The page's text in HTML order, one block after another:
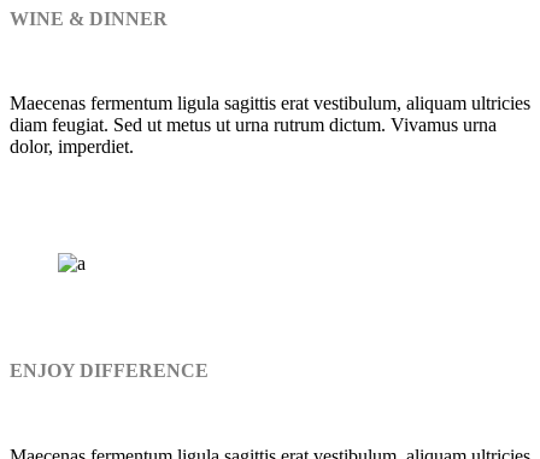
WINE & DINNER
Maecenas fermentum ligula sagittis erat vestibulum, aliquam ultricies
diam feugiat. Sed ut metus ut urna rutrum dictum. Vivamus urna
dolor, imperdiet.
ENJOY DIFFERENCE